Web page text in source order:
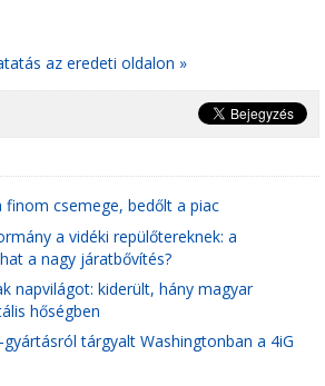
az eredeti oldalon »
finom csemege, bedőlt a piac
a vidéki repülőtereknek: a
a nagy járatbővítés?
napvilágot: kiderült, hány magyar
hőségben
tárgyalt Washingtonban a 4iG